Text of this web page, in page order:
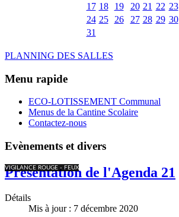
17 18 19 20 21 22 23
24 25 26 27 28 29 30
31
PLANNING DES SALLES
Menu rapide
ECO-LOTISSEMENT Communal
Menus de la Cantine Scolaire
Contactez-nous
Evènements et divers
VIGILANCE ROUGE - FEUX
Présentation de l'Agenda 21
Détails
Mis à jour : 7 décembre 2020